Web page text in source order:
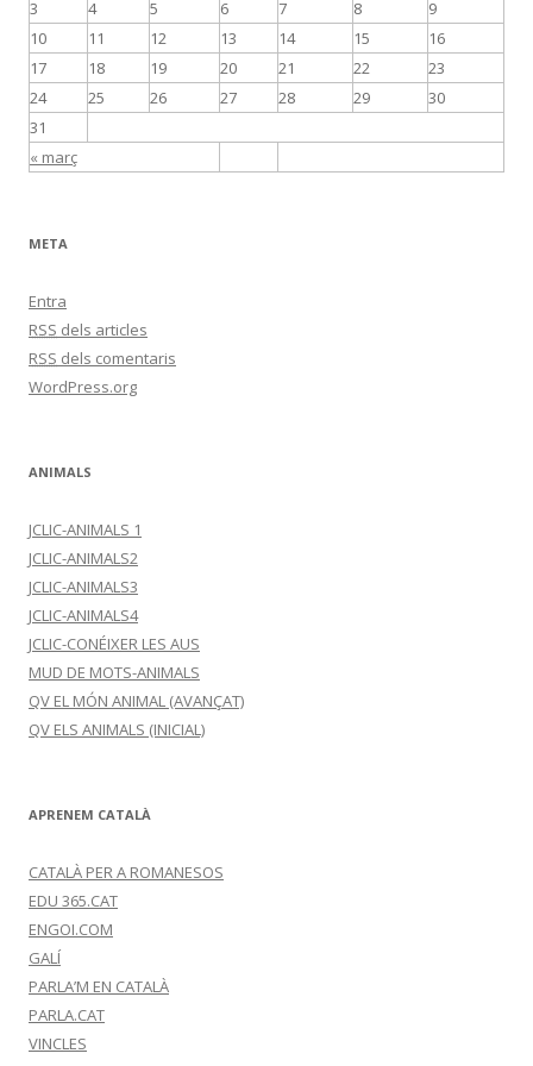
« març
3
4 5 6 7 8
9
10
11 12 13 14 15
16
17
18 19 20 21 22
23
24
25 26 27 28 29
30
31
META
Entra
RSS dels articles
RSS dels comentaris
WordPress.org
ANIMALS
JCLIC-ANIMALS 1
JCLIC-ANIMALS2
JCLIC-ANIMALS3
JCLIC-ANIMALS4
JCLIC-CONÉIXER LES AUS
MUD DE MOTS-ANIMALS
QV EL MÓN ANIMAL (AVANÇAT)
QV ELS ANIMALS (INICIAL)
APRENEM CATALÀ
CATALÀ PER A ROMANESOS
EDU 365.CAT
ENGOI.COM
GALÍ
PARLA’M EN CATALÀ
PARLA.CAT
VINCLES